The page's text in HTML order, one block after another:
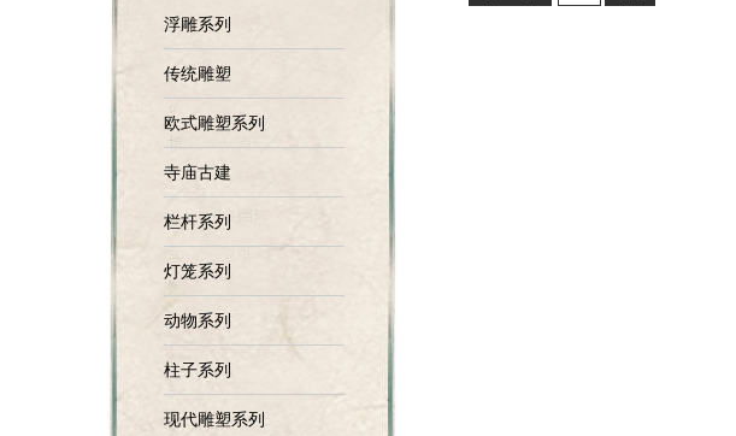
浮雕系列
传统雕塑
欧式雕塑系列
寺庙古建
栏杆系列
灯笼系列
动物系列
柱子系列
现代雕塑系列